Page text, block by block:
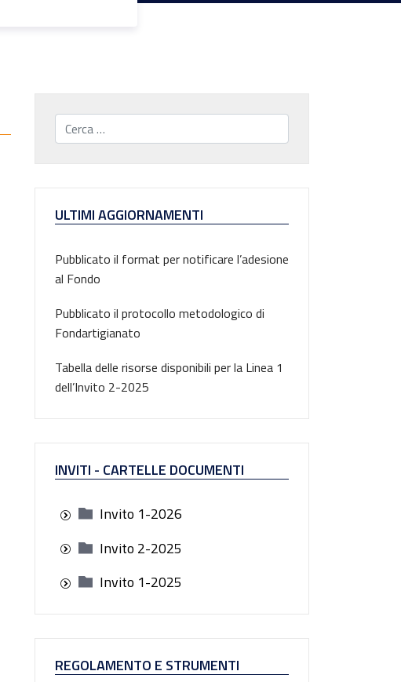
Cerca...
ULTIMI AGGIORNAMENTI
Pubblicato il format per notificare l’adesione
al Fondo
Pubblicato il protocollo metodologico di
Fondartigianato
Tabella delle risorse disponibili per la Linea 1
dell’Invito 2-2025
INVITI - CARTELLE DOCUMENTI
Invito 1-2026
Invito 2-2025
Invito 1-2025
REGOLAMENTO E STRUMENTI